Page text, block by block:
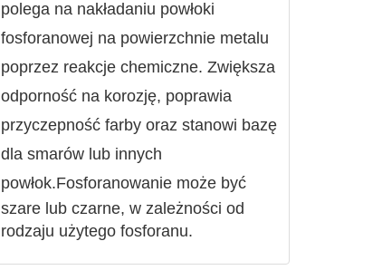
polega na nakładaniu powłoki
fosforanowej na powierzchnie metalu
poprzez reakcje chemiczne. Zwiększa
odporność na korozję, poprawia
przyczepność farby oraz stanowi bazę
dla smarów lub innych
powłok.Fosforanowanie może być
szare lub czarne, w zależności od
rodzaju użytego fosforanu.